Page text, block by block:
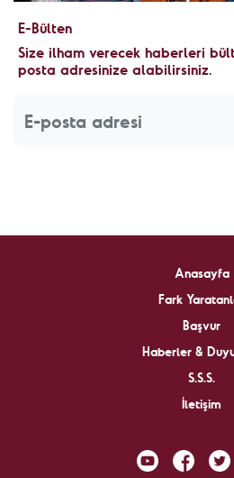
E-Bülten
Size ilham verecek haberleri
posta adresinize alabilirsiniz.
Anasayfa
Fark
Başvur
Haberler &
S.S.S.
İletişim